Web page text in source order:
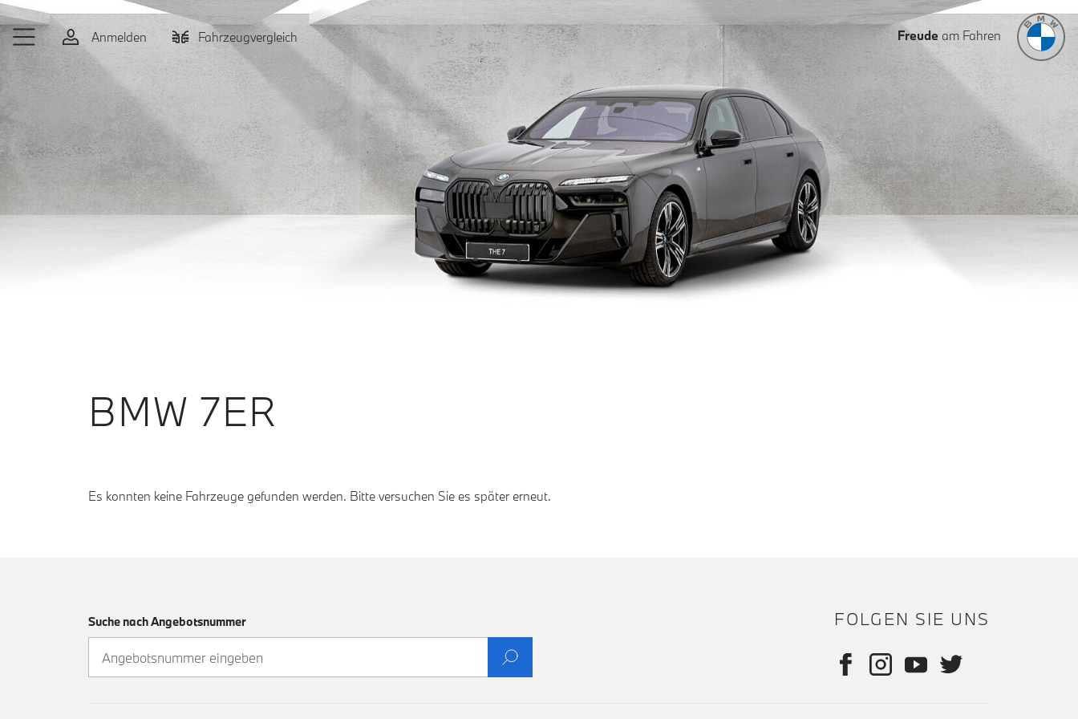
Zum Hauptinhalt springen
Anmelden
Fahrzeugvergleich Freude am Fahren
BMW 7ER
Es konnten keine Fahrzeuge gefunden werden. Bitte versuchen Sie es später erneut.
Suche nach Angebotsnummer FOLGEN SIE UNS